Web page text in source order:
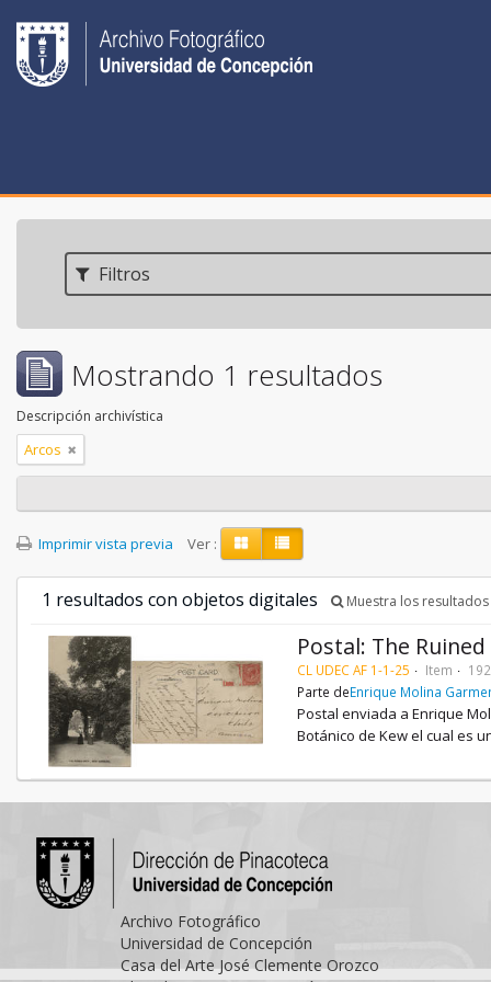
Filtros
Mostrando 1 resultados
Descripción archivística
Arcos
Imprimir vista previa Ver :
1 resultados con objetos digitales Muestra los
Postal: The
CL UDEC AF 1-1-25 Item
Parte deEnrique Molina
Postal enviada a Enrique
Botánico de Kew el cual es
Archivo Fotográfico
Universidad de Concepción
Casa del Arte José Clemente Orozco